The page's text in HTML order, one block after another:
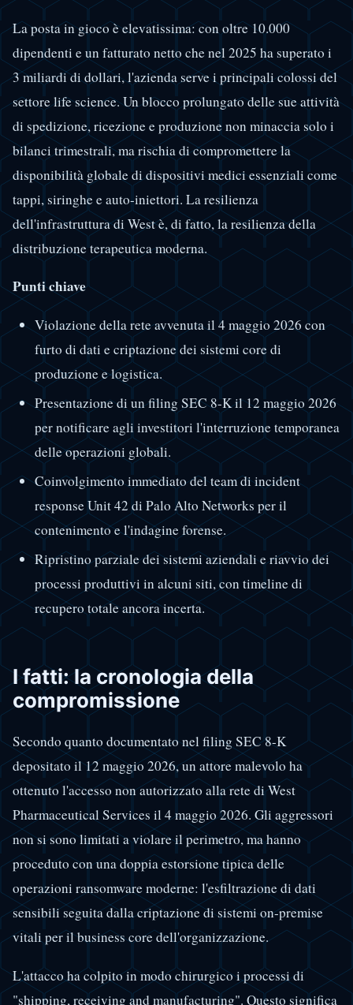
La posta in gioco è elevatissima: con oltre 10.000
dipendenti e un fatturato netto che nel 2025 ha superato i
3 miliardi di dollari, l'azienda serve i principali colossi del
settore life science. Un blocco prolungato delle sue attività
di spedizione, ricezione e produzione non minaccia solo i
bilanci trimestrali, ma rischia di compromettere la
disponibilità globale di dispositivi medici essenziali come
tappi, siringhe e auto-iniettori. La resilienza
dell'infrastruttura di West è, di fatto, la resilienza della
distribuzione terapeutica moderna.
Punti chiave
Violazione della rete avvenuta il 4 maggio 2026 con
furto di dati e criptazione dei sistemi core di
produzione e logistica.
Presentazione di un filing SEC 8-K il 12 maggio 2026
per notificare agli investitori l'interruzione temporanea
delle operazioni globali.
Coinvolgimento immediato del team di incident
response Unit 42 di Palo Alto Networks per il
contenimento e l'indagine forense.
Ripristino parziale dei sistemi aziendali e riavvio dei
processi produttivi in alcuni siti, con timeline di
recupero totale ancora incerta.
I fatti: la cronologia della
compromissione
Secondo quanto documentato nel filing SEC 8-K
depositato il 12 maggio 2026, un attore malevolo ha
ottenuto l'accesso non autorizzato alla rete di West
Pharmaceutical Services il 4 maggio 2026. Gli aggressori
non si sono limitati a violare il perimetro, ma hanno
proceduto con una doppia estorsione tipica delle
operazioni ransomware moderne: l'esfiltrazione di dati
sensibili seguita dalla criptazione di sistemi on-premise
vitali per il business core dell'organizzazione.
L'attacco ha colpito in modo chirurgico i processi di
"shipping, receiving and manufacturing". Questo significa